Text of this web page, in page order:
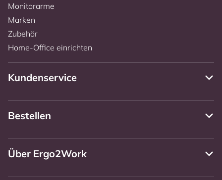
Monitorarme
Marken
Zubehör
Home-Office einrichten
Kundenservice
Bestellen
Über Ergo2Work